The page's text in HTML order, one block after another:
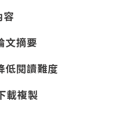
容
文摘要
低閱讀難度
載複製